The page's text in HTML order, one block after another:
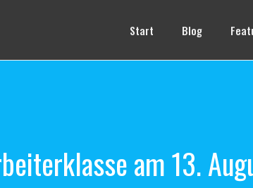
Start Blog
am 13.